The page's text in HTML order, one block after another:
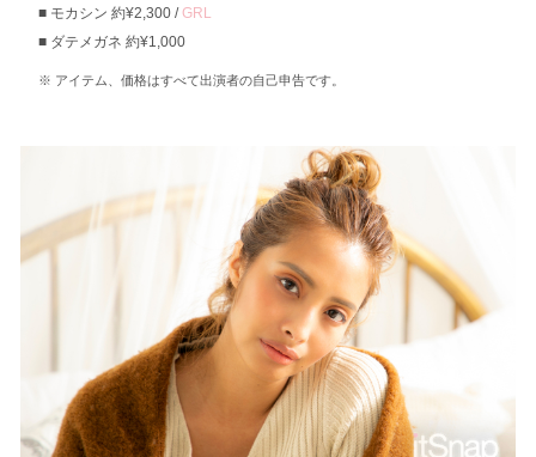
モカシン 約¥2,300 /GRL
ダテメガネ 約¥1,000
アイテム、価格はすべて出演者の自己申告です。